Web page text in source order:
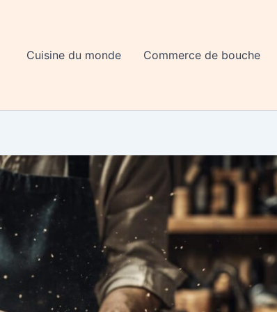
Cuisine du monde Commerce de bouche